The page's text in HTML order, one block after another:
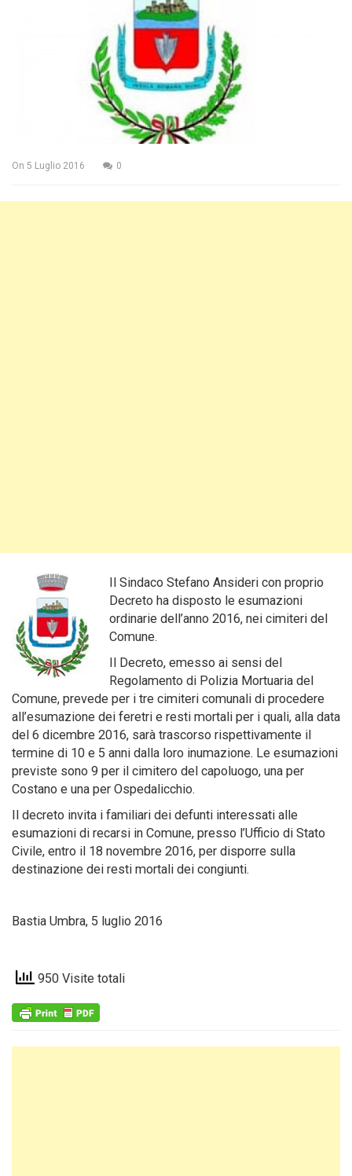
On 5 Luglio 2016 0
Il Sindaco Stefano Ansideri con proprio
Decreto ha disposto le esumazioni
ordinarie dell’anno 2016, nei cimiteri del
Comune.
Il Decreto, emesso ai sensi del
Regolamento di Polizia Mortuaria del
Comune, prevede per i tre cimiteri comunali di procedere
all’esumazione dei feretri e resti mortali per i quali, alla data
del 6 dicembre 2016, sarà trascorso rispettivamente il
termine di 10 e 5 anni dalla loro inumazione. Le esumazioni
previste sono 9 per il cimitero del capoluogo, una per
Costano e una per Ospedalicchio.
Il decreto invita i familiari dei defunti interessati alle
esumazioni di recarsi in Comune, presso l’Ufficio di Stato
Civile, entro il 18 novembre 2016, per disporre sulla
destinazione dei resti mortali dei congiunti.
Bastia Umbra, 5 luglio 2016
950 Visite totali